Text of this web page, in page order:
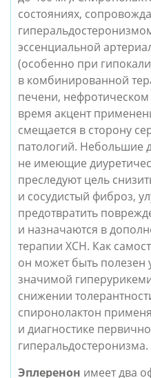
состояниях,
эссенциальной
(особенно при
в комбинированной
печени,
время акцент
смещается в сторону
патологий. Небольшие
не имеющие
преследуют цель
и сосудистый фиброз,
предотвратить
и назначаются в
терапии ХСН. Как
он может быть полезен
значимой
снижении
спиронолактон
и диагностике
гиперальдостеронизма.
Эплеренон имеет два